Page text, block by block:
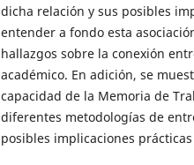
dicha relación y sus posibles
entender a fondo esta
hallazgos sobre la conexión
académico. En adición, se
capacidad de la Memoria de
diferentes metodologías de
posibles implicaciones